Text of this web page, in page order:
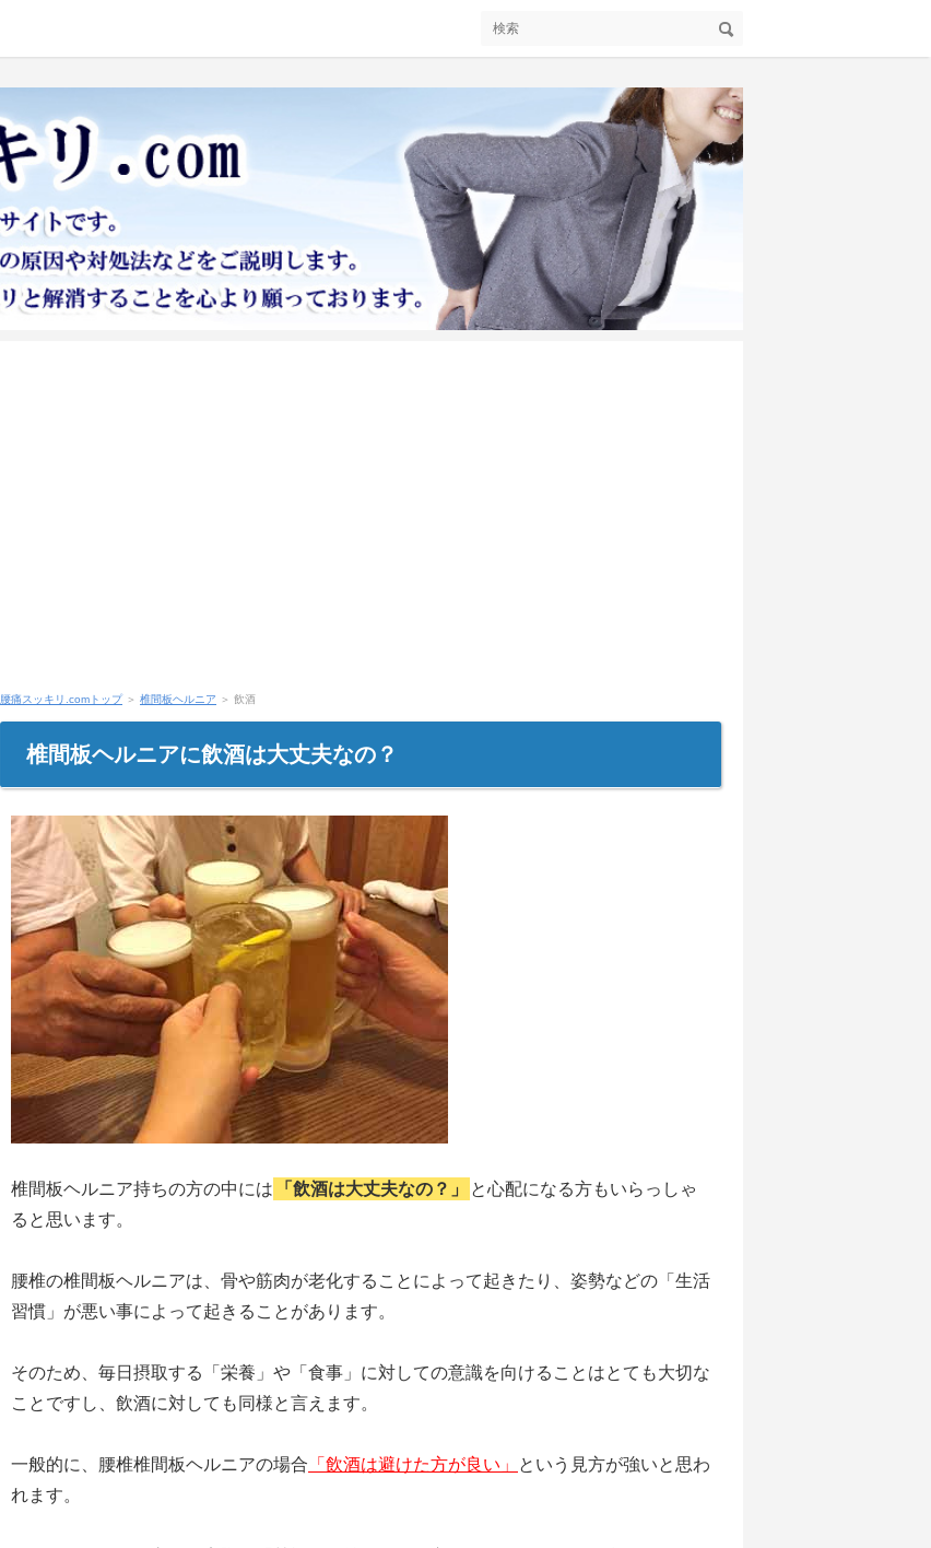
腰痛スッキリ.comトップ＞ 椎間板ヘルニア ＞ 飲酒
椎間板ヘルニアに飲酒は大丈夫なの？
椎間板ヘルニア持ちの方の中には 「飲酒は大丈夫なの？」
と心配になる方もいらっしゃ
ると思います。
腰椎の椎間板ヘルニアは、骨や筋肉が老化することによって起きたり、姿勢などの「生活
習慣」が悪い事によって起きることがあります。
そのため、毎日摂取する「栄養」や「食事」に対しての意識を向けることはとても大切な
ことですし、飲酒に対しても同様と言えます。
一般的に、腰椎椎間板ヘルニアの場合 「飲酒は避けた方が良い」
という見方が強いと思わ
れます。